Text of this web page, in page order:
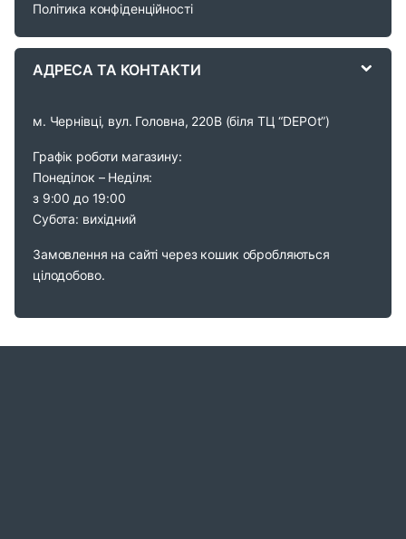
Політика конфіденційності
АДРЕСА ТА КОНТАКТИ
м. Чернівці, вул. Головна, 220В (біля ТЦ “DEPOt”)
Графік роботи магазину:
Понеділок – Неділя:
з 9:00 до 19:00
Субота: вихідний
Замовлення на сайті через кошик обробляються
цілодобово.